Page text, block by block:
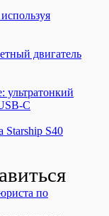
двигатель
ультратонкий
C
Starship S40
по